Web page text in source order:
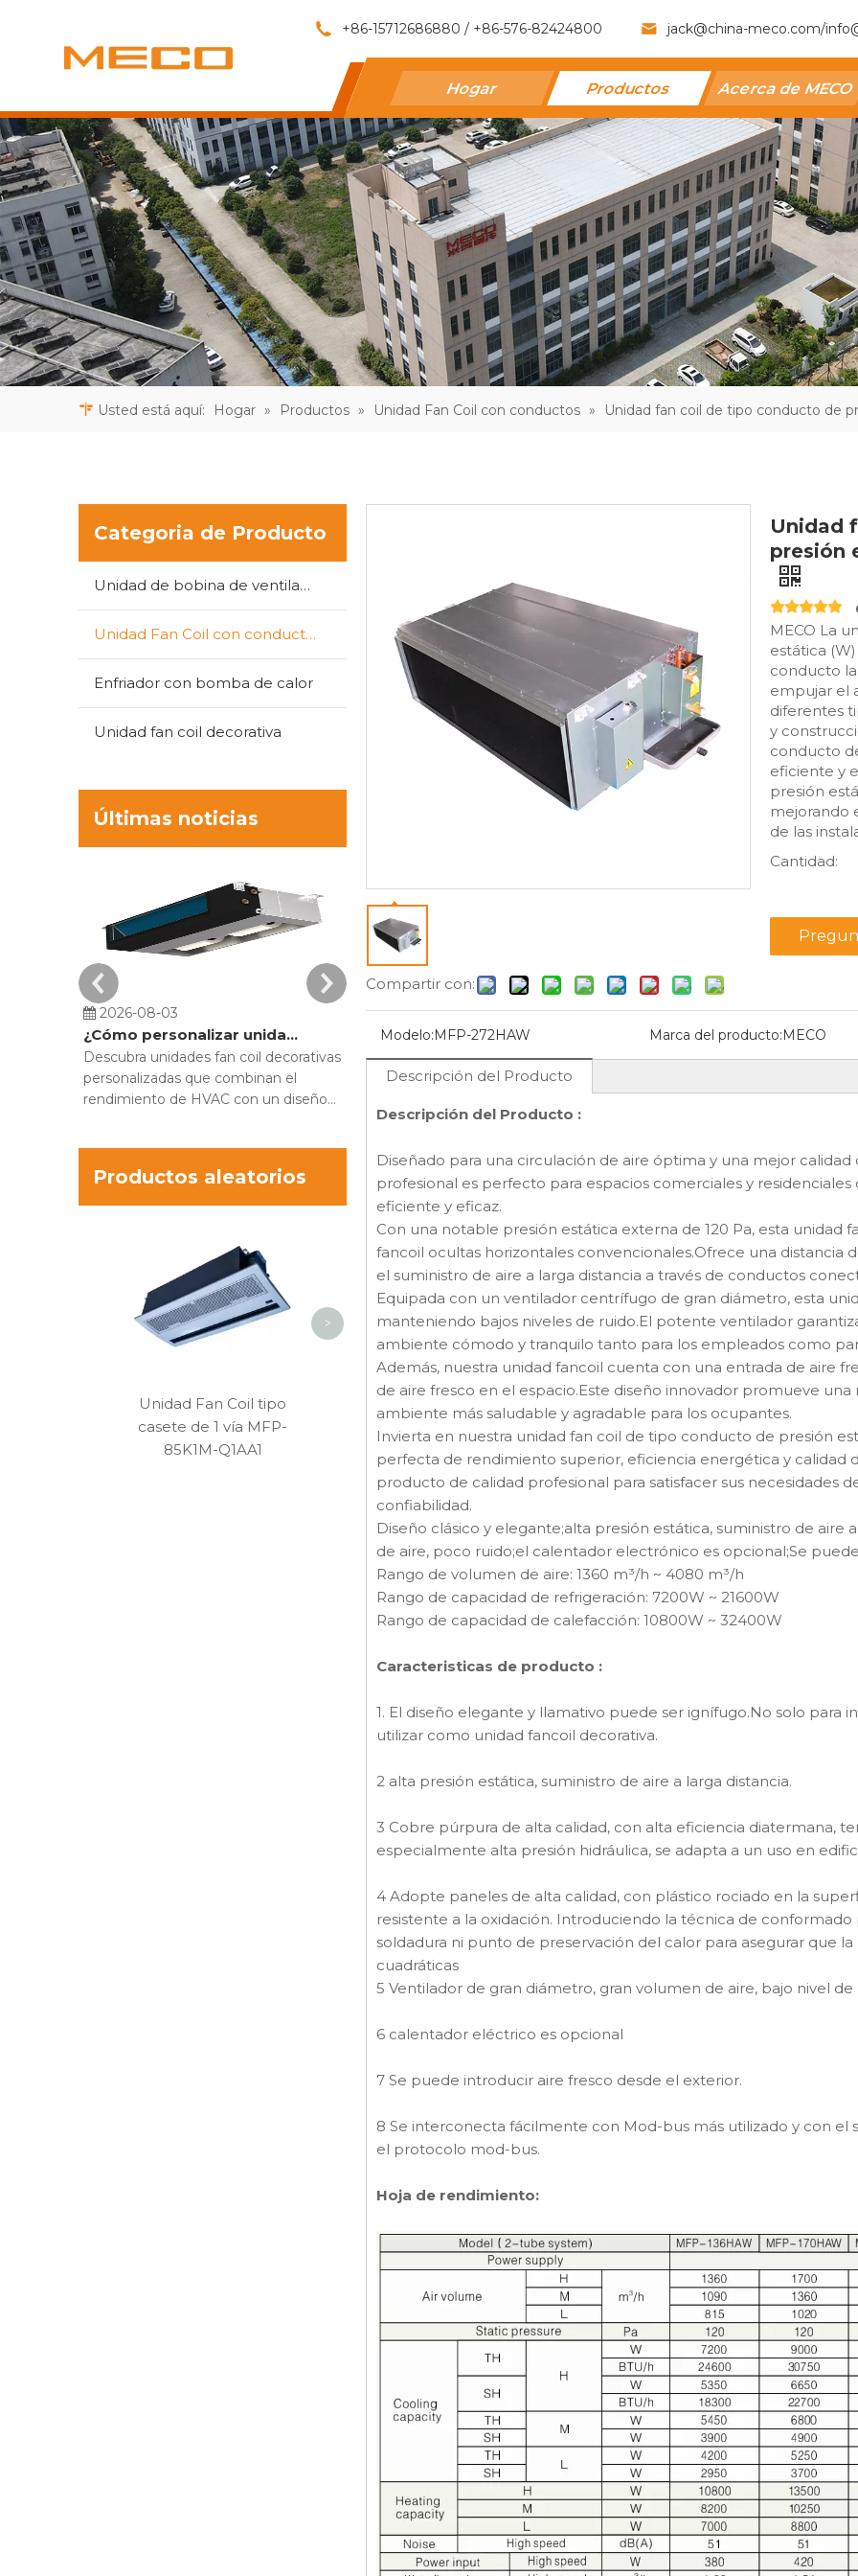
+86-15712686880 / +86-576-82424800 jack@china-meco.com/
Hogar Productos Acerca de MECO
Usted está aquí: Hogar » Productos » Unidad Fan Coil con conductos » Unidad fan coil de tipo conducto de
Categoria de Producto
Unidad de bobina de ventilador tipo cassette
Unidad Fan Coil con conductos
Enfriador con bomba de calor
Unidad fan coil decorativa
Últimas noticias
2026-08-03
¿Cómo personalizar unidades fan coil decorativas para proyectos de construcción?
Descubra unidades fan coil decorativas
personalizadas que combinan el
rendimiento de HVAC con un diseño
2026-07-14
Compare las unidades fan coil de
pared alta con las de piso para
optimizar el diseño de HVAC. Explore
el MECO MFP-68BM-C para una
espacio.
2026-07-27
¿Cuáles son los beneficios de las unidades fan coil de oscilación automática?
Descubra la Unidad Fan Coil Auto
y calientes con un control climático
Productos aleatorios
Unidad Fan Coil tipo
casete de 1 vía MFP-
85K1M-Q1AA1
Unidad fan coil
decorativa de soplado
de aire vertical MFP-
170TM-BL
Tipo unidad de fan coil
DCV-MFP-85WA-QE del
conducto de la
ocultación del techo del
grueso del uso
doméstico 200m m
Unidad Fan Coil
para uso
MFP-40CM-B
>
Compartir con:
Unidad
presión
MECO La
estática
conducto
empujar el
diferentes
y
conducto
eficiente y
presión
mejorando
de las
Cantidad:
Modelo:MFP-272HAW Marca del producto:MECO
Descripción del Producto
Descripción del Producto :
Diseñado para una circulación de aire óptima y una mejor
profesional es perfecto para espacios comerciales y
eficiente y eficaz.
Con una notable presión estática externa de 120 Pa, esta unidad
fancoil ocultas horizontales convencionales.Ofrece una distancia
el suministro de aire a larga distancia a través de conductos
Equipada con un ventilador centrífugo de gran diámetro, esta
manteniendo bajos niveles de ruido.El potente ventilador
ambiente cómodo y tranquilo tanto para los empleados como
Además, nuestra unidad fancoil cuenta con una entrada de aire
de aire fresco en el espacio.Este diseño innovador promueve
ambiente más saludable y agradable para los ocupantes.
Invierta en nuestra unidad fan coil de tipo conducto de presión
perfecta de rendimiento superior, eficiencia energética y calidad
producto de calidad profesional para satisfacer sus necesidades
confiabilidad.
Diseño clásico y elegante;alta presión estática, suministro de aire
de aire, poco ruido;el calentador electrónico es opcional;Se
Rango de volumen de aire: 1360 m³/h ~ 4080 m³/h
Rango de capacidad de refrigeración: 7200W ~ 21600W
Rango de capacidad de calefacción: 10800W ~ 32400W
Caracteristicas de producto :
1. El diseño elegante y llamativo puede ser ignífugo.No solo para
utilizar como unidad fancoil decorativa.
2 alta presión estática, suministro de aire a larga distancia.
3 Cobre púrpura de alta calidad, con alta eficiencia diatermana,
especialmente alta presión hidráulica, se adapta a un uso en
4 Adopte paneles de alta calidad, con plástico rociado en la
resistente a la oxidación. Introduciendo la técnica de
soldadura ni punto de preservación del calor para asegurar que
cuadráticas
5 Ventilador de gran diámetro, gran volumen de aire, bajo nivel de
6 calentador eléctrico es opcional
7 Se puede introducir aire fresco desde el exterior.
8 Se interconecta fácilmente con Mod-bus más utilizado y con el
el protocolo mod-bus.
Hoja de rendimiento: